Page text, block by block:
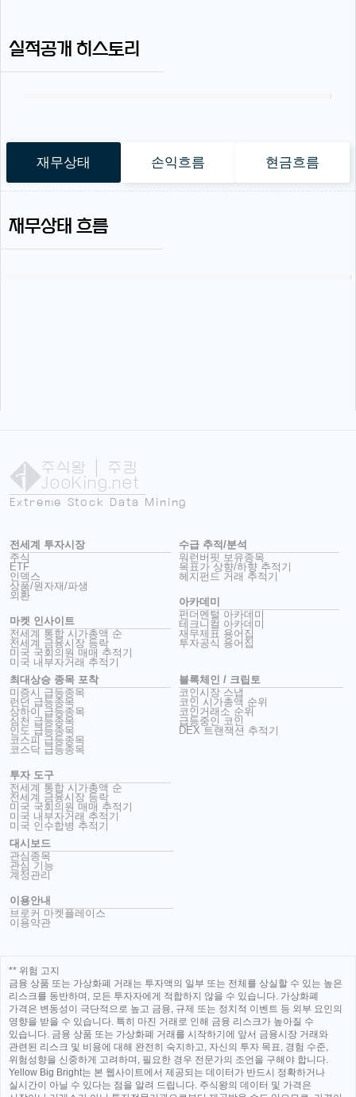
실적공개 히스토리
재무상태 손익흐름 현금흐름
재무상태 흐름
주식왕 | 주킹
JooKing.net
Extreme Stock Data Mining
전세계 투자시장
주식
ETF
인덱스
상품/원자재/파생
외환
마켓 인사이트
전세계 통합 시가총액 순
전세계 금융시장 등락
미국 국회의원 매매 추적기
미국 내부자거래 추적기
수급 추적/분석
워런버핏 보유종목
목표가 상향/하향 추적기
헤지펀드 거래 추적기
아카데미
펀더멘털 아카데미
테크니컬 아카데미
재무제표 용어집
투자공식 용어집
최대상승 종목 포착
미증시 급등종목
런던 급등종목
상하이 급등종목
심천 급등종목
인도 급등종목
코스피 급등종목
코스닥 급등종목
투자 도구
전세계 통합 시가총액 순
전세계 금융시장 등락
미국 국회의원 매매 추적기
미국 내부자거래 추적기
미국 인수합병 추적기
블록체인 / 크립토
코인시장 스냅
코인 시가총액 순위
코인거래소 순위
급등중인 코인
DEX 트랜잭션 추적기
대시보드
관심종목
관심 기능
계정관리
이용안내
브로커 마켓플레이스
이용약관
** 위험 고지
금융 상품 또는 가상화폐 거래는 투자액의 일부 또는 전체를 상실할 수 있는 높은
리스크를 동반하며, 모든 투자자에게 적합하지 않을 수 있습니다. 가상화폐
가격은 변동성이 극단적으로 높고 금융, 규제 또는 정치적 이벤트 등 외부 요인의
영향을 받을 수 있습니다. 특히 마진 거래로 인해 금융 리스크가 높아질 수
있습니다. 금융 상품 또는 가상화폐 거래를 시작하기에 앞서 금융시장 거래와
관련된 리스크 및 비용에 대해 완전히 숙지하고, 자신의 투자 목표, 경험 수준,
위험성향을 신중하게 고려하며, 필요한 경우 전문가의 조언을 구해야 합니다.
Yellow Big Bright는 본 웹사이트에서 제공되는 데이터가 반드시 정확하거나
실시간이 아닐 수 있다는 점을 알려 드립니다. 주식왕의 데이터 및 가격은